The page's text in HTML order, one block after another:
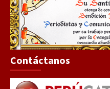
Contáctanos